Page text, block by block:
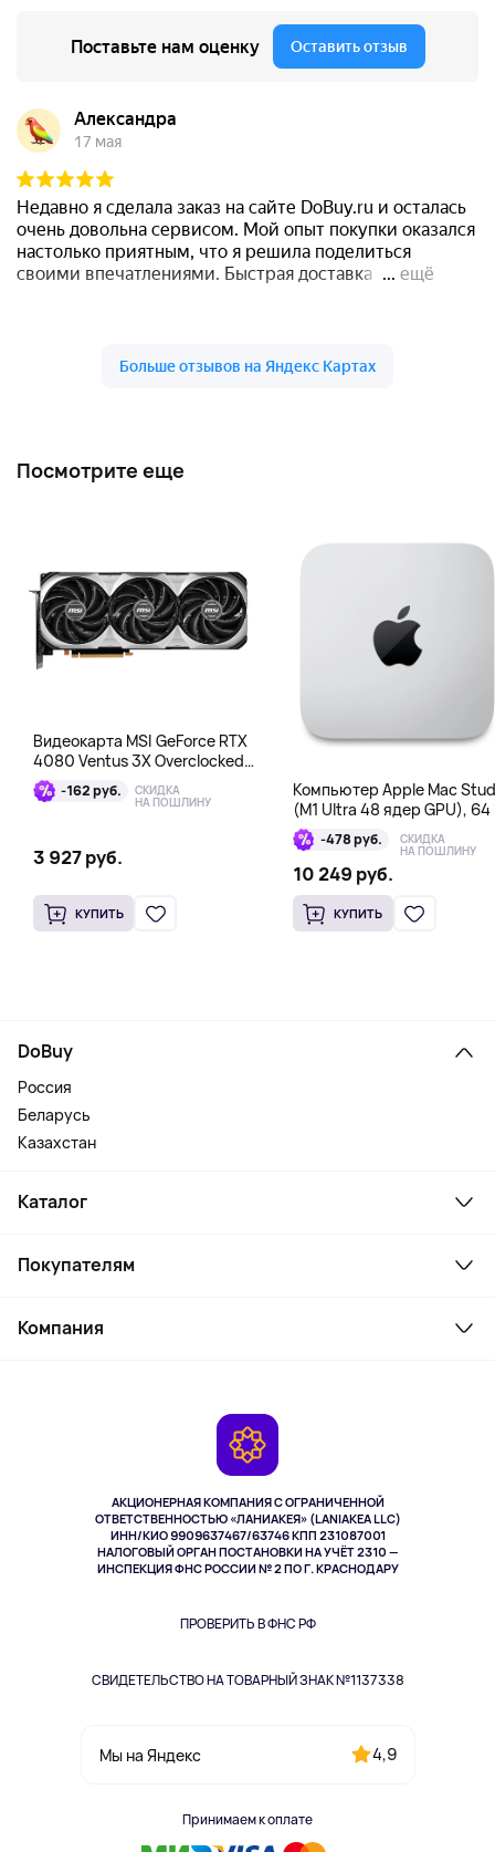
Посмотрите еще
Видеокарта MSI GeForce RTX
4080 Ventus 3X Overclocked
16GB DDR6X
-162 руб. СКИДКА
НА ПОШЛИНУ
3 927 руб.
КУПИТЬ
Компьютер Apple Mac
(M1 Ultra 48 ядер GPU), 64
1 Тб -478 руб. СКИДКА
НА ПОШЛИНУ
10 249 руб.
КУПИТЬ
АКЦИОНЕРНАЯ КОМПАНИЯ С ОГРАНИЧЕННОЙ
ОТВЕТСТВЕННОСТЬЮ «ЛАНИАКЕЯ» (LANIAKEA LLC)
ИНН/КИО 9909637467/63746 КПП 231087001
НАЛОГОВЫЙ ОРГАН ПОСТАНОВКИ НА УЧЁТ 2310 —
ИНСПЕКЦИЯ ФНС РОССИИ № 2 ПО Г. КРАСНОДАРУ
ПРОВЕРИТЬ В ФНС РФ
СВИДЕТЕЛЬСТВО НА ТОВАРНЫЙ ЗНАК №1137338
Мы на Яндекс 4,9
Принимаем к оплате
DoBuy
Россия
Беларусь
Казахстан
Каталог
Ноутбуки, мониторы, VR
Косметика и уход
Здоровье питомцев
Одежда и аксессуары
Покупателям
Как заказать
Компания